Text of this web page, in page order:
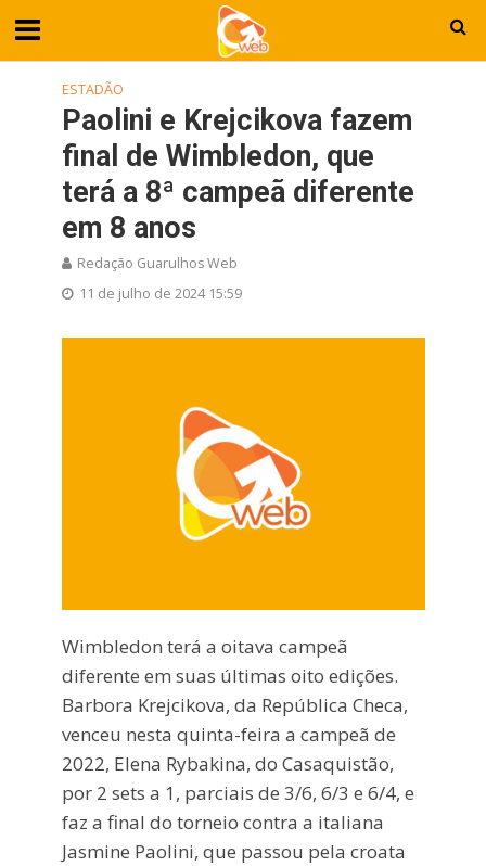
ESTADÃO
Paolini e Krejcikova fazem
final de Wimbledon, que
terá a 8ª campeã diferente
em 8 anos
Redação Guarulhos Web
11 de julho de 2024 15:59
Wimbledon terá a oitava campeã
diferente em suas últimas oito edições.
Barbora Krejcikova, da República Checa,
venceu nesta quinta-feira a campeã de
2022, Elena Rybakina, do Casaquistão,
por 2 sets a 1, parciais de 3/6, 6/3 e 6/4, e
faz a final do torneio contra a italiana
Jasmine Paolini, que passou pela croata